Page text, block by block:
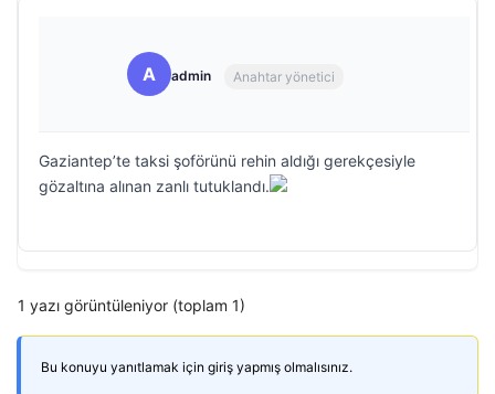
A admin Anahtar yönetici
Gaziantep’te taksi şoförünü rehin aldığı gerekçesiyle
gözaltına alınan zanlı tutuklandı.
1 yazı görüntüleniyor (toplam 1)
Bu konuyu yanıtlamak için giriş yapmış olmalısınız.